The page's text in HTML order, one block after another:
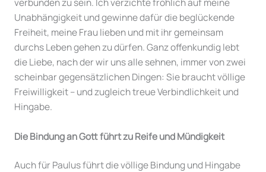
Unabhängigkeit und gewinne dafür die beglückende
Freiheit, meine Frau lieben und mit ihr gemeinsam
durchs Leben gehen zu dürfen. Ganz offenkundig lebt
die Liebe, nach der wir uns alle sehnen, immer von zwei
scheinbar gegensätzlichen Dingen: Sie braucht völlige
Freiwilligkeit – und zugleich treue Verbindlichkeit und
Hingabe.
Die Bindung an Gott führt zu Reife und Mündigkeit
Auch für Paulus führt die völlige Bindung und Hingabe